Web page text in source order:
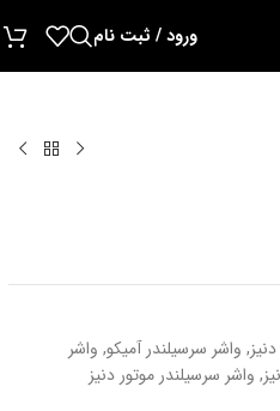
ورود / ثبت نام
, واشر سرسیلندر آمیکو, واشر
, واشر سرسیلندر موتور دنیز